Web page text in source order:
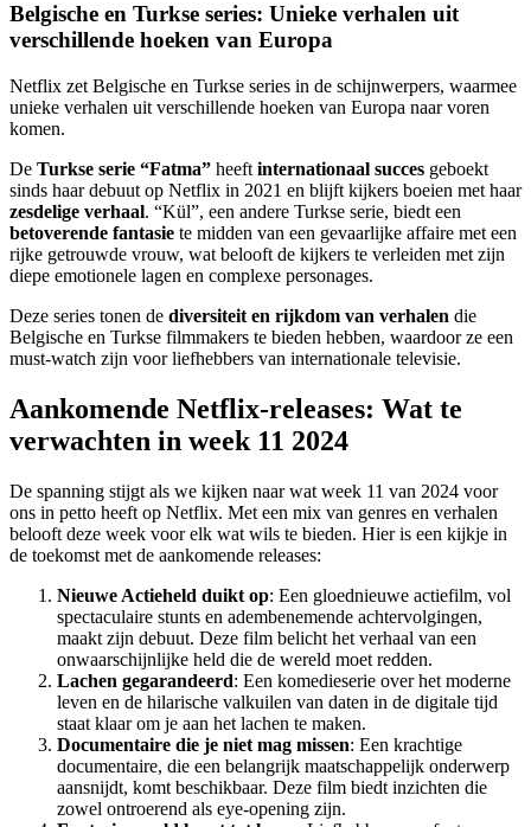
Belgische en Turkse series: Unieke verhalen uit
verschillende hoeken van Europa
Netflix zet Belgische en Turkse series in de schijnwerpers, waarmee
unieke verhalen uit verschillende hoeken van Europa naar voren
komen.
De Turkse serie “Fatma” heeft internationaal succes geboekt
sinds haar debuut op Netflix in 2021 en blijft kijkers boeien met haar
zesdelige verhaal. “Kül”, een andere Turkse serie, biedt een
betoverende fantasie te midden van een gevaarlijke affaire met een
rijke getrouwde vrouw, wat belooft de kijkers te verleiden met zijn
diepe emotionele lagen en complexe personages.
Deze series tonen de diversiteit en rijkdom van verhalen die
Belgische en Turkse filmmakers te bieden hebben, waardoor ze een
must-watch zijn voor liefhebbers van internationale televisie.
Aankomende Netflix-releases: Wat te
verwachten in week 11 2024
De spanning stijgt als we kijken naar wat week 11 van 2024 voor
ons in petto heeft op Netflix. Met een mix van genres en verhalen
belooft deze week voor elk wat wils te bieden. Hier is een kijkje in
de toekomst met de aankomende releases:
Nieuwe Actieheld duikt op: Een gloednieuwe actiefilm, vol
spectaculaire stunts en adembenemende achtervolgingen,
maakt zijn debuut. Deze film belicht het verhaal van een
onwaarschijnlijke held die de wereld moet redden.
Lachen gegarandeerd: Een komedieserie over het moderne
leven en de hilarische valkuilen van daten in de digitale tijd
staat klaar om je aan het lachen te maken.
Documentaire die je niet mag missen: Een krachtige
documentaire, die een belangrijk maatschappelijk onderwerp
aansnijdt, komt beschikbaar. Deze film biedt inzichten die
zowel ontroerend als eye-opening zijn.